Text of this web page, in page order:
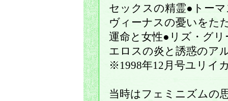
セックスの精霊●トー
ヴィーナスの憂いをた
運命と女性●リズ・グリ
エロスの炎と誘惑のア
※1998年12月号ユリイ
当時はフェミニズムの